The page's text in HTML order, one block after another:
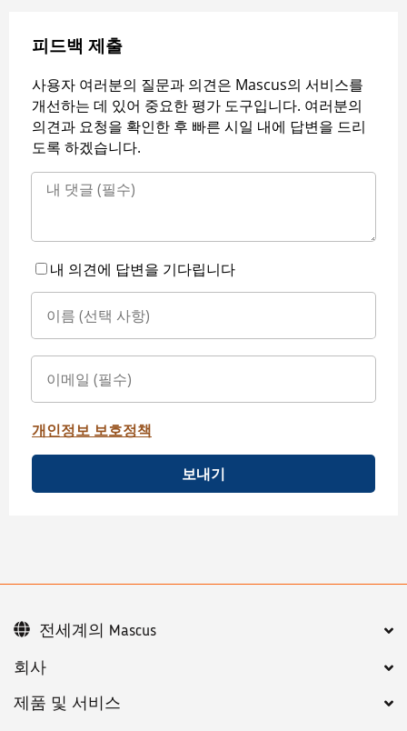
피드백 제출
사용자 여러분의 질문과 의견은 Mascus의 서비스를
개선하는 데 있어 중요한 평가 도구입니다. 여러분의
의견과 요청을 확인한 후 빠른 시일 내에 답변을 드리
도록 하겠습니다.
내 의견에 답변을 기다립니다
개인정보 보호정책
보내기
회사
제품 및 서비스
전세계의 Mascus